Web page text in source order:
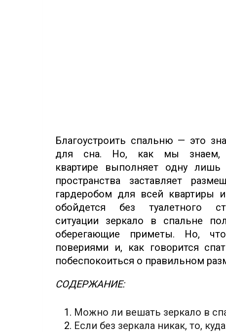
Благоустроить спальню — это
для сна. Но, как мы знаем,
квартире выполняет одну
пространства заставляет
гардеробом для всей квартиры
обойдется без туалетного
ситуации зеркало в спальне
оберегающие приметы. Но,
повериями и, как говорится
побеспокоиться о правильном
СОДЕРЖАНИЕ:
Можно ли вешать зеркало в
Если без зеркала никак, то,